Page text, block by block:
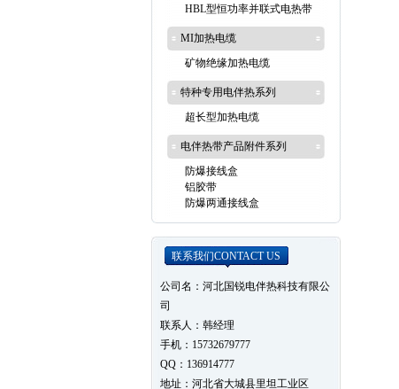
HBL型恒功率并联式电热带
MI加热电缆
矿物绝缘加热电缆
特种专用电伴热系列
超长型加热电缆
电伴热带产品附件系列
防爆接线盒
铝胶带
防爆两通接线盒
联系我们CONTACT US
公司名：河北国锐电伴热科技有限公
司
联系人：韩经理
手机：15732679777
QQ：136914777
地址：河北省大城县里坦工业区